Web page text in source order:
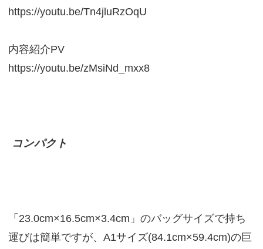
https://youtu.be/Tn4jluRzOqU
内容紹介PV
https://youtu.be/zMsiNd_mxx8
コンパクト
「23.0cm×16.5cm×3.4cm」のバッグサイズで持ち
運びは簡単ですが、A1サイズ(84.1cm×59.4cm)の巨